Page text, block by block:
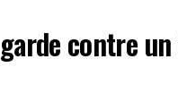
contre